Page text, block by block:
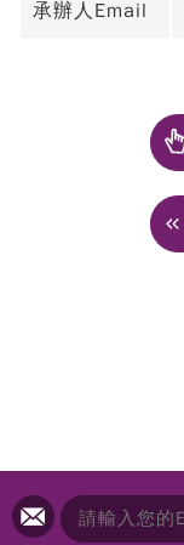
承辦人Email